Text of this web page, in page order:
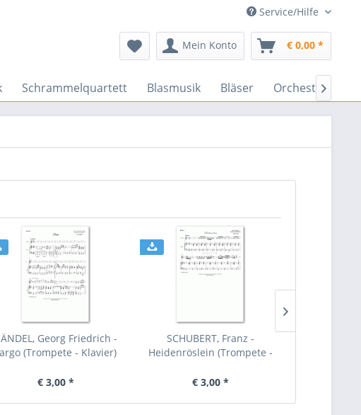
Service/Hilfe
Mein Konto € 0,00 *
Schrammelquartett Blasmusik Bläser Orchester

Georg Friedrich -
(Trompete - Klavier)
€ 3,00 *
SCHUBERT, Franz -
Heidenröslein (Trompete -
€ 3,00 *